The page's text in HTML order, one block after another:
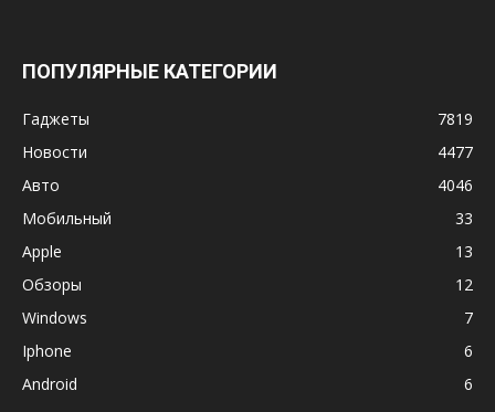
ПОПУЛЯРНЫЕ КАТЕГОРИИ
Гаджеты
7819
Новости
4477
Авто
4046
Мобильный
33
Apple
13
Обзоры
12
Windows
7
Iphone
6
Android
6